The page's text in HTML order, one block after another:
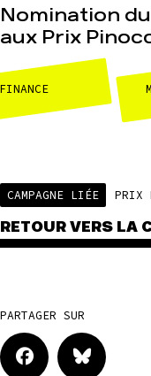
Nomination
aux Prix
CAMPAGNE LIÉE
RETOUR VERS LA
PARTAGER SUR